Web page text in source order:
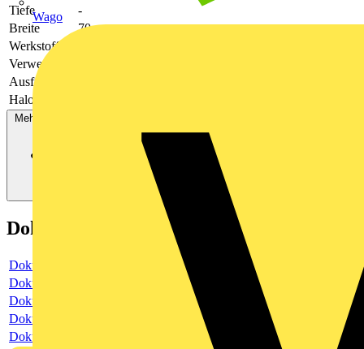
Wago
Tiefe
-
Breite
70
Werkstoff
Verwendung
Ausführung
Halogenfrei
Mehr anzeigen
Dokumente
Dokument
Dokument
Dokument
Dokument
Dokument